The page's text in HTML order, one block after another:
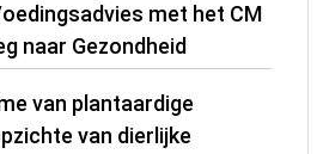
met het CM
naar Gezondheid
van plantaardige
van dierlijke